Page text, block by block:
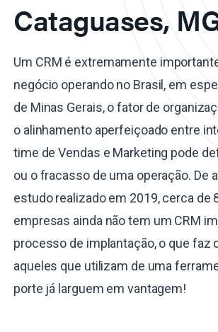
Cataguases,
Um CRM é extremamente
negócio operando no Brasil, em
de Minas Gerais, o fator de
o alinhamento aperfeiçoado entre
time de Vendas e Marketing pode
ou o fracasso de uma operação. De
estudo realizado em 2019, cerca de
empresas ainda não tem um CRM
processo de implantação, o que faz
aqueles que utilizam de uma
porte já larguem em vantagem!